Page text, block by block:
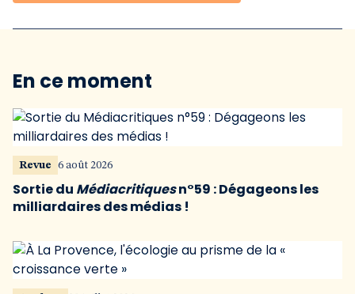
En ce moment
Revue 6 août 2026
Sortie du Médiacritiquesn°59 : Dégageons les
milliardaires des médias !